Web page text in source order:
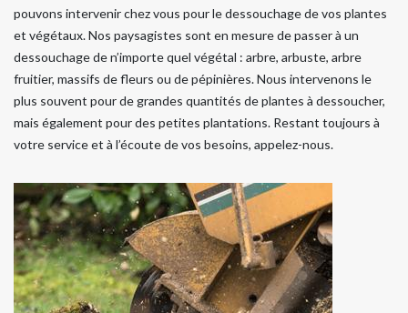
pouvons intervenir chez vous pour le dessouchage de vos plantes
et végétaux. Nos paysagistes sont en mesure de passer à un
dessouchage de n’importe quel végétal : arbre, arbuste, arbre
fruitier, massifs de fleurs ou de pépinières. Nous intervenons le
plus souvent pour de grandes quantités de plantes à dessoucher,
mais également pour des petites plantations. Restant toujours à
votre service et à l’écoute de vos besoins, appelez-nous.